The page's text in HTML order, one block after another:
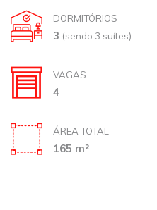
DORMITÓRIOS
3 (sendo 3 suítes)
VAGAS
4
ÁREA TOTAL
165 m²